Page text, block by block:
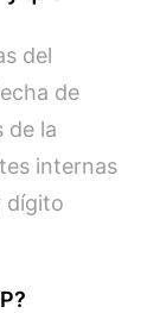
del
de
de la
internas
dígito